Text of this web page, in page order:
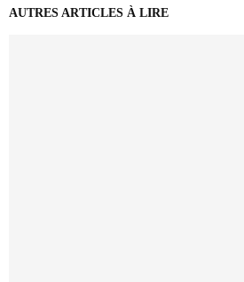
AUTRES ARTICLES À LIRE